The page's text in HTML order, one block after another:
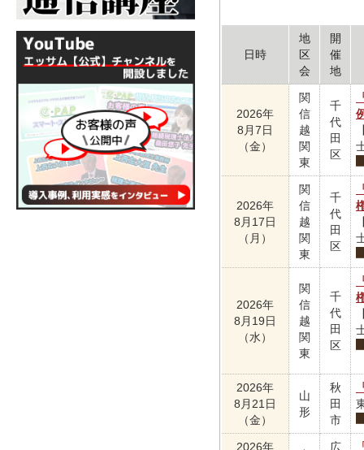
日時
地
区
会
開
催
地
2026年
8月7日
（金）
関
信
越
関
東
千
代
田
区
2026年
8月17日
（月）
関
信
越
関
東
千
代
田
区
2026年
8月19日
（水）
関
信
越
関
東
千
代
田
区
2026年
8月21日
（金）
山
形
秋
田
市
2026年
広